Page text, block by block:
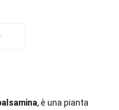
, è una pianta